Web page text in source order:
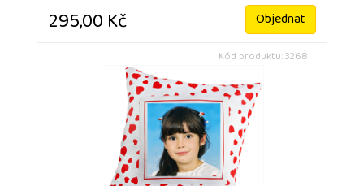
295,00 Kč Objednat
Kód produktu: 3268